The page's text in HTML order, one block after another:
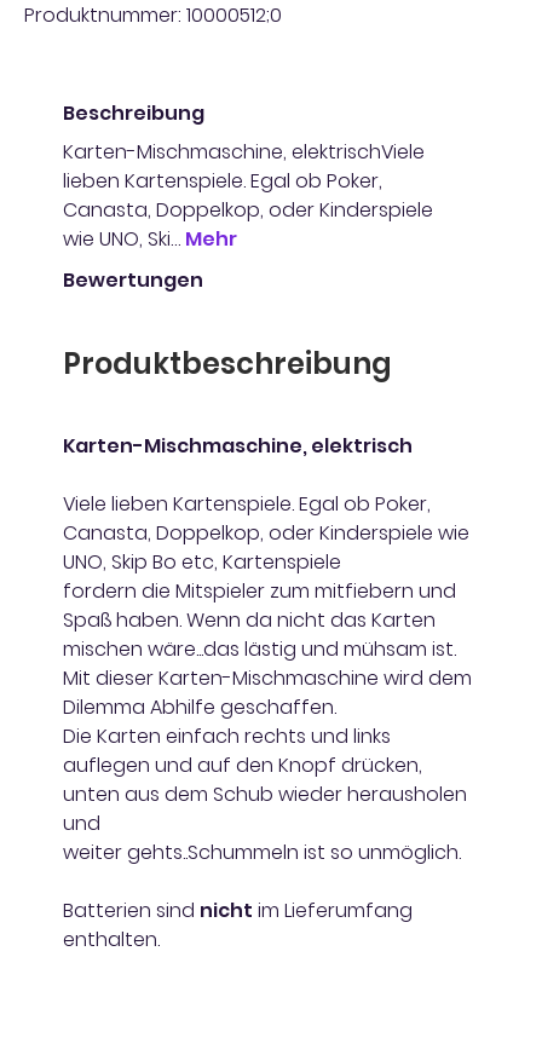
Produktnummer: 10000512;0
Beschreibung
Karten-Mischmaschine, elektrischViele
lieben Kartenspiele. Egal ob Poker,
Canasta, Doppelkop, oder Kinderspiele
wie UNO, Ski… Mehr
Bewertungen
Produktbeschreibung
Karten-Mischmaschine, elektrisch
Viele lieben Kartenspiele. Egal ob Poker,
Canasta, Doppelkop, oder Kinderspiele wie
UNO, Skip Bo etc, Kartenspiele
fordern die Mitspieler zum mitfiebern und
Spaß haben. Wenn da nicht das Karten
mischen wäre...das lästig und mühsam ist.
Mit dieser Karten-Mischmaschine wird dem
Dilemma Abhilfe geschaffen.
Die Karten einfach rechts und links
auflegen und auf den Knopf drücken,
unten aus dem Schub wieder herausholen
und
weiter gehts..Schummeln ist so unmöglich.
Batterien sind nicht im Lieferumfang
enthalten.